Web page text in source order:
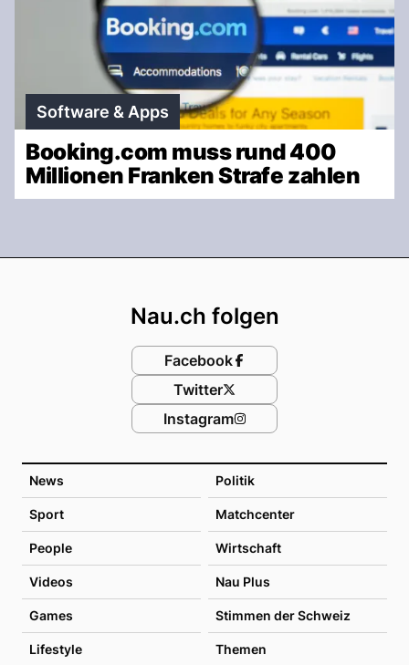
Software & Apps
Booking.com muss rund 400
Millionen Franken Strafe zahlen
News Politik
Sport Matchcenter
People Wirtschaft
Videos Nau Plus
Games Stimmen der Schweiz
Lifestyle Themen
Nau.ch folgen
Facebook
Twitter
Instagram